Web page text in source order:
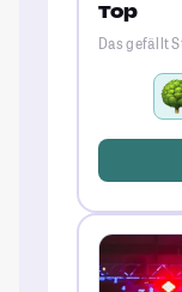
Top
Das gefällt